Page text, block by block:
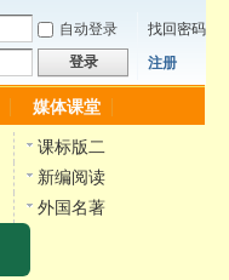
自动登录
找回密码
登录 注册
媒体课堂
课标版二
新编阅读
外国名著